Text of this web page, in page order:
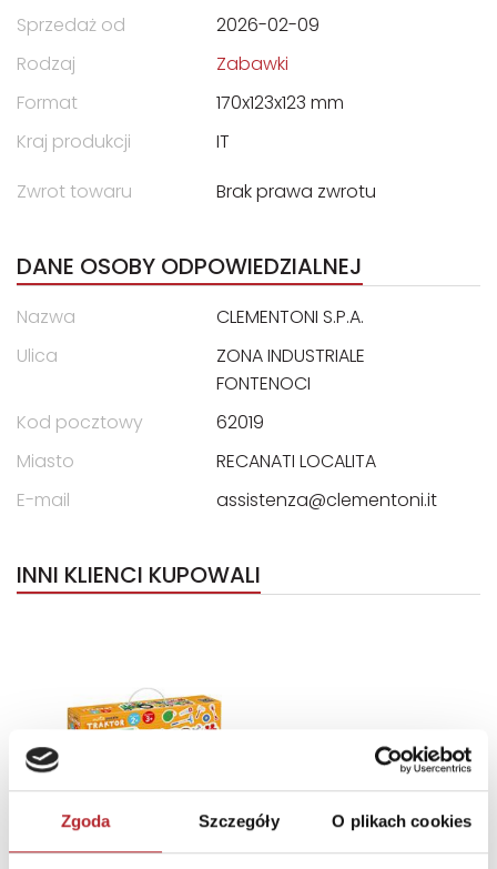
Zgoda Szczegóły O plikach cookies
Sprzedaż od
2026-02-09
Rodzaj
Zabawki
Format
170x123x123 mm
Kraj produkcji
IT
Zwrot towaru
Brak prawa zwrotu
DANE OSOBY ODPOWIEDZIALNEJ
Nazwa
CLEMENTONI S.P.A.
Ulica
ZONA INDUSTRIALE
FONTENOCI
Kod pocztowy
62019
Miasto
RECANATI LOCALITA
E-mail
assistenza@clementoni.it
INNI KLIENCI KUPOWALI